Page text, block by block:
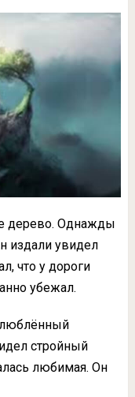
дерево. Однажды
издали увидел
что у дороги
убежал.
стройный
любимая. Он